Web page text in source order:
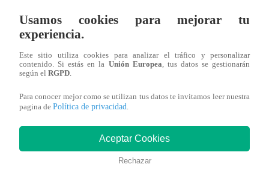
Súper Familias: la importancia del juego
También te puede
Usamos cookies para mejorar tu
experiencia.
Este sitio utiliza cookies para analizar el tráfico y personalizar
contenido. Si estás en la Unión Europea, tus datos se gestionarán
según el RGPD.
Para conocer mejor como se utilizan tus datos te invitamos leer nuestra
pagina de Política de privacidad.
Aceptar Cookies
Rechazar